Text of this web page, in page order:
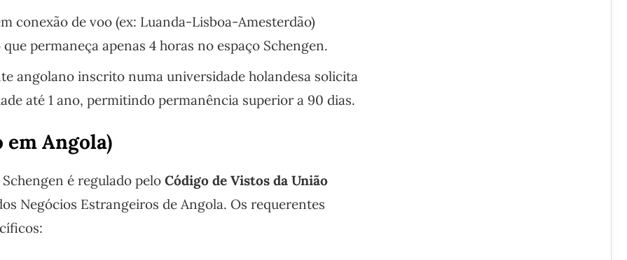
conexão de voo (ex: Luanda-Lisboa-Amesterdão)
permaneça apenas 4 horas no espaço Schengen.
angolano inscrito numa universidade holandesa solicita
até 1 ano, permitindo permanência superior a 90 dias.
em Angola)
é regulado pelo Código de Vistos da União
Negócios Estrangeiros de Angola. Os requerentes